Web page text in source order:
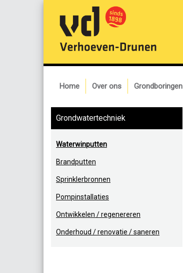
Home Over ons Grondboringen
Grondwatertechniek
Waterwinputten
Brandputten
Sprinklerbronnen
Pompinstallaties
Ontwikkelen / regenereren
Onderhoud / renovatie / saneren